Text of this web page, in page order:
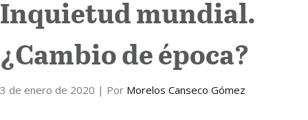
Colaboradores
Internacional
Cultura
Inquietud mundial.
¿Cambio de época?
3 de enero de 2020 | Por Morelos Canseco Gómez